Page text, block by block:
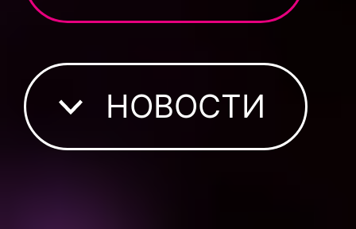
НОВОСТИ